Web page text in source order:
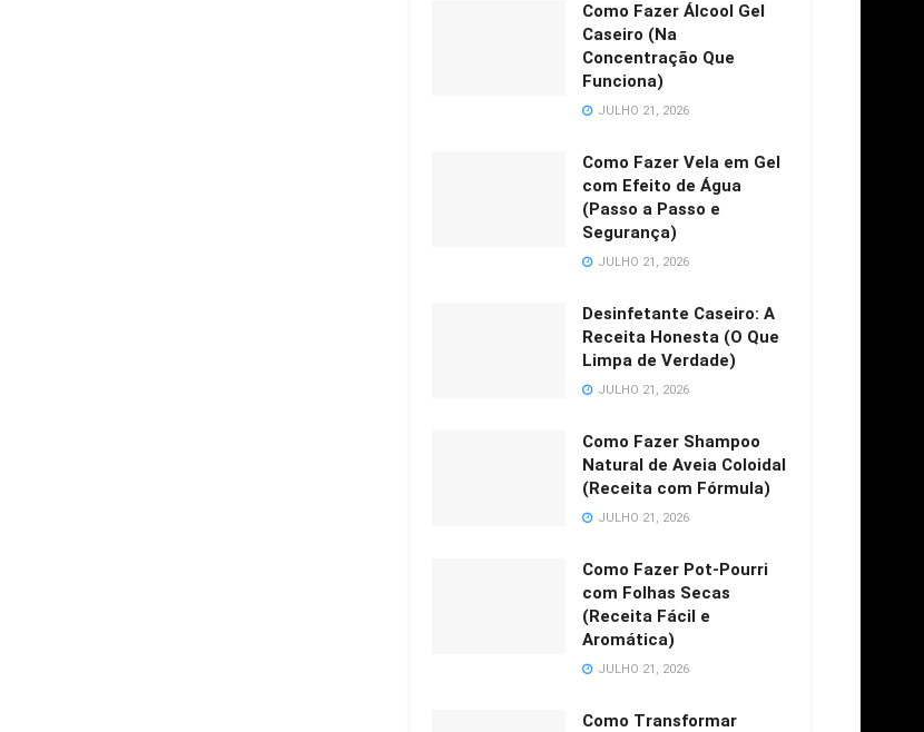
Como Fazer Álcool Gel
Caseiro (Na
Concentração Que
Funciona)
JULHO 21, 2026
Como Fazer Vela em Gel
com Efeito de Água
(Passo a Passo e
Segurança)
JULHO 21, 2026
Desinfetante Caseiro: A
Receita Honesta (O Que
Limpa de Verdade)
JULHO 21, 2026
Como Fazer Shampoo
Natural de Aveia Coloidal
(Receita com Fórmula)
JULHO 21, 2026
Como Fazer Pot-Pourri
com Folhas Secas
(Receita Fácil e
Aromática)
JULHO 21, 2026
Como Transformar